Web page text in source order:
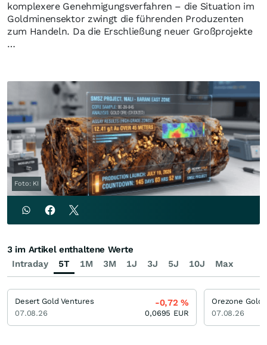
komplexere Genehmigungsverfahren – die Situation im
Goldminensektor zwingt die führenden Produzenten
zum Handeln. Da die Erschließung neuer Großprojekte
…
Foto: KI
Intraday 5T 1M 3M 1J 3J 5J 10J Max
3 im Artikel enthaltene Werte
Desert Gold Ventures
07.08.26
-0,72%
0,0695 EUR
Orezone Gold
07.08.26